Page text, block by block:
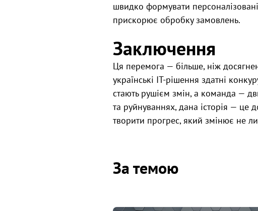
швидко формувати
прискорює обробку замовлень.
Заключення
Ця перемога — більше, ніж
українські IT-рішення здатні
стають рушієм змін, а команда —
та руйнуваннях, дана історія — це
творити прогрес, який змінює не
За темою